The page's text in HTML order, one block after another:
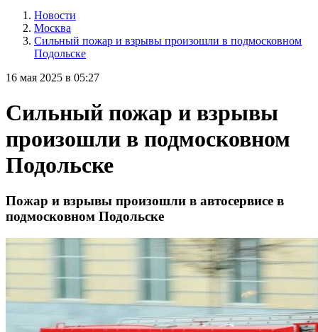
Новости
Москва
Сильный пожар и взрывы произошли в подмосковном
Подольске
16 мая 2025 в 05:27
Сильный пожар и взрывы
произошли в подмосковном
Подольске
Пожар и взрывы произошли в автосервисе в
подмосковном Подольске